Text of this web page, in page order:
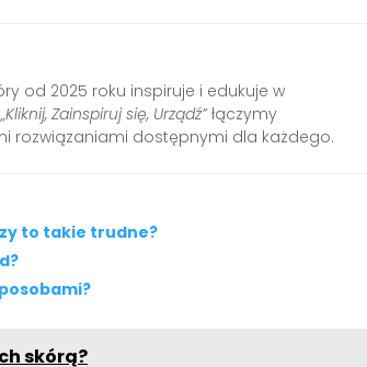
od 2025 roku inspiruje i edukuje w
„Kliknij, Zainspiruj się, Urządź”łączymy
rozwiązaniami dostępnymi dla każdego.
to takie trudne?
skórą?